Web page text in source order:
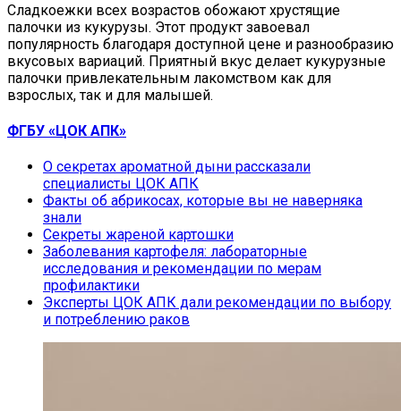
Сладкоежки всех возрастов обожают хрустящие
палочки из кукурузы. Этот продукт завоевал
популярность благодаря доступной цене и разнообразию
вкусовых вариаций. Приятный вкус делает кукурузные
палочки привлекательным лакомством как для
взрослых, так и для малышей.
ФГБУ «ЦОК АПК»
О секретах ароматной дыни рассказали
специалисты ЦОК АПК
Факты об абрикосах, которые вы не наверняка
знали
Секреты жареной картошки
Заболевания картофеля: лабораторные
исследования и рекомендации по мерам
профилактики
Эксперты ЦОК АПК дали рекомендации по выбору
и потреблению раков